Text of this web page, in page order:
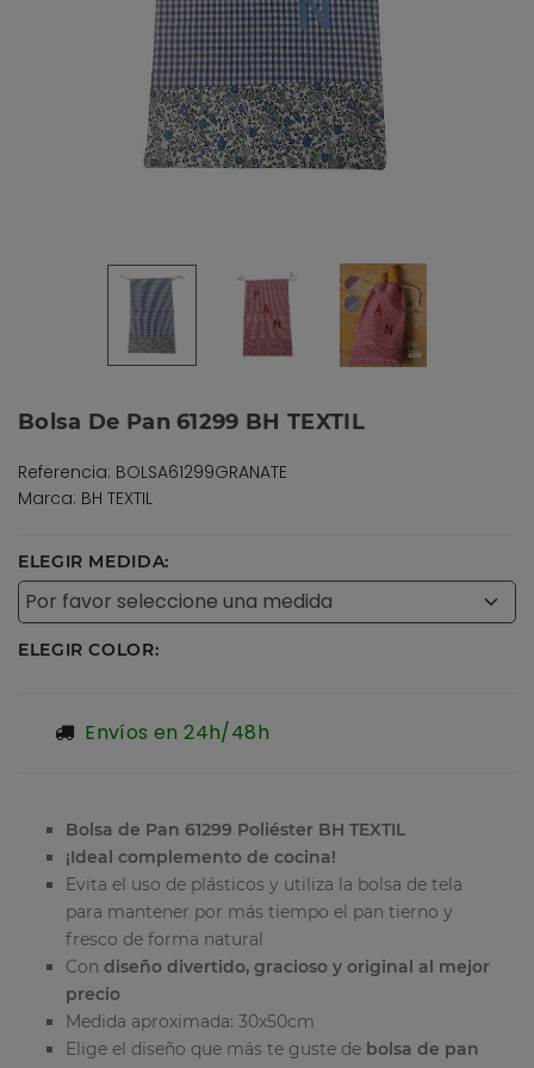
Bolsa De Pan 61299 BH TEXTIL
Referencia: BOLSA61299GRANATE
Marca: BH TEXTIL
ELEGIR MEDIDA:
ELEGIR COLOR:
Envíos en 24h/48h
Bolsa de Pan 61299 Poliéster BH TEXTIL
¡Ideal complemento de cocina!
Evita el uso de plásticos y utiliza la bolsa de tela
para mantener por más tiempo el pan tierno y
fresco de forma natural
Con diseño divertido, gracioso y original al mejor
precio
Medida aproximada: 30x50cm
Elige el diseño que más te guste de bolsa de pan